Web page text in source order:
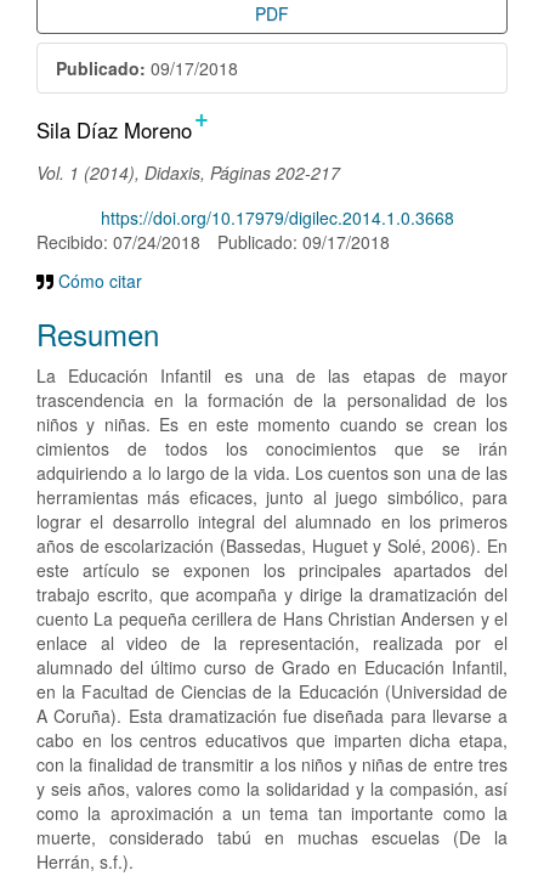
PDF
Publicado: 09/17/2018
Contenido
principal
artículo
Sila Díaz Moreno+
Vol. 1 (2014), Didaxis, Páginas 202-217
https://doi.org/10.17979/digilec.2014.1.0.3668
Recibido: 07/24/2018
Publicado: 09/17/2018
Cómo citar
Resumen
La Educación Infantil es una de las etapas de mayor
trascendencia en la formación de la personalidad de los
niños y niñas. Es en este momento cuando se crean los
cimientos de todos los conocimientos que se irán
adquiriendo a lo largo de la vida. Los cuentos son una de las
herramientas más eficaces, junto al juego simbólico, para
lograr el desarrollo integral del alumnado en los primeros
años de escolarización (Bassedas, Huguet y Solé, 2006). En
este artículo se exponen los principales apartados del
trabajo escrito, que acompaña y dirige la dramatización del
cuento La pequeña cerillera de Hans Christian Andersen y el
enlace al video de la representación, realizada por el
alumnado del último curso de Grado en Educación Infantil,
en la Facultad de Ciencias de la Educación (Universidad de
A Coruña). Esta dramatización fue diseñada para llevarse a
cabo en los centros educativos que imparten dicha etapa,
con la finalidad de transmitir a los niños y niñas de entre tres
y seis años, valores como la solidaridad y la compasión, así
como la aproximación a un tema tan importante como la
muerte, considerado tabú en muchas escuelas (De la
Herrán, s.f.).